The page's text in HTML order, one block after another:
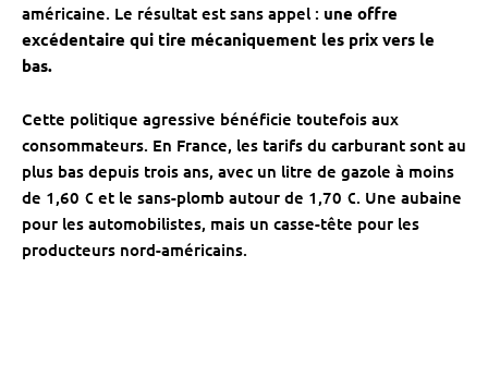
américaine. Le résultat est sans appel : une offre
excédentaire qui tire mécaniquement les prix vers le
bas.
Cette politique agressive bénéficie toutefois aux
consommateurs. En France, les tarifs du carburant sont au
plus bas depuis trois ans, avec un litre de gazole à moins
de 1,60 € et le sans-plomb autour de 1,70 €. Une aubaine
pour les automobilistes, mais un casse-tête pour les
producteurs nord-américains.